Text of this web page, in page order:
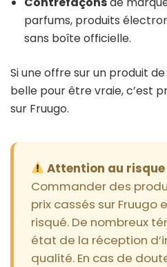
parfums, produits
sans boîte officielle.
Si une offre sur un produit
belle pour être vraie, c’est
sur Fruugo.
Attention au
Commander des
prix cassés sur Fruugo
risqué. De nombreux
état de la réception
qualité. En cas de